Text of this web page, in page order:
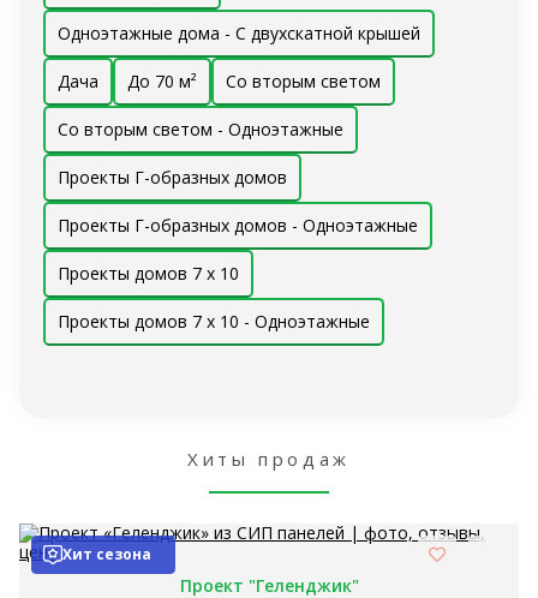
Одноэтажные дома - С двухскатной крышей
Дача До 70 м² Со вторым светом
Со вторым светом - Одноэтажные
Проекты Г-образных домов
Проекты Г-образных домов - Одноэтажные
Проекты домов 7 x 10
Проекты домов 7 x 10 - Одноэтажные
Хиты продаж
Хит сезона
Проект "Геленджик"